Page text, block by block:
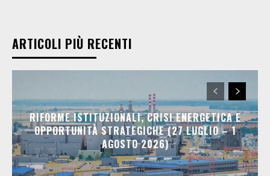
ARTICOLI PIÙ RECENTI
RIFORME ISTITUZIONALI, CRISI ENERGETICA E
OPPORTUNITÀ STRATEGICHE (27 LUGLIO – 1
AGOSTO 2026)